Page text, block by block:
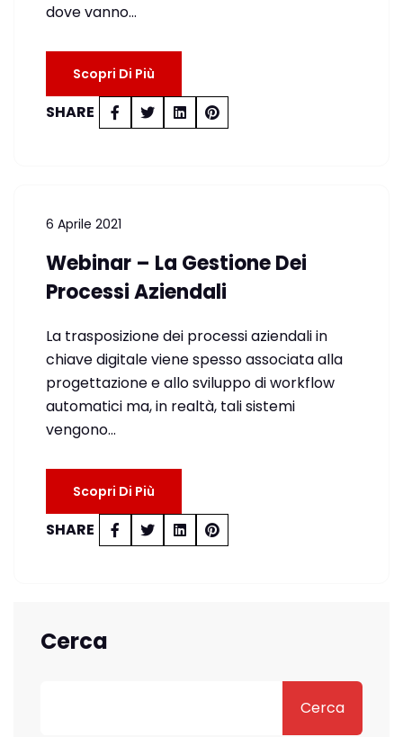
dove vanno…
Scopri Di Più
SHARE
6 Aprile 2021
Webinar – La Gestione Dei
Processi Aziendali
La trasposizione dei processi aziendali in
chiave digitale viene spesso associata alla
progettazione e allo sviluppo di workflow
automatici ma, in realtà, tali sistemi
vengono…
Scopri Di Più
SHARE
Cerca
Cerca